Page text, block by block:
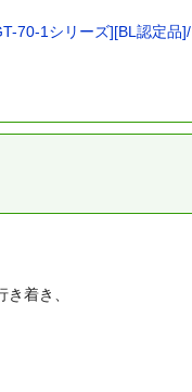
70-1シリーズ][BL認定品]/
着き、